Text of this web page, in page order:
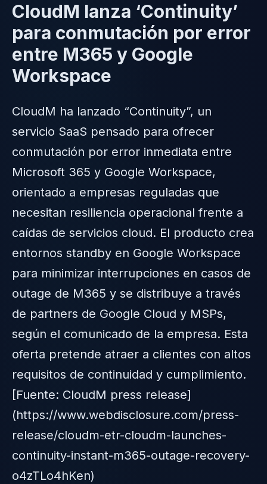
CloudM lanza ‘Continuity’
para conmutación por error
entre M365 y Google
Workspace
CloudM ha lanzado “Continuity”, un
servicio SaaS pensado para ofrecer
conmutación por error inmediata entre
Microsoft 365 y Google Workspace,
orientado a empresas reguladas que
necesitan resiliencia operacional frente a
caídas de servicios cloud. El producto crea
entornos standby en Google Workspace
para minimizar interrupciones en casos de
outage de M365 y se distribuye a través
de partners de Google Cloud y MSPs,
según el comunicado de la empresa. Esta
oferta pretende atraer a clientes con altos
requisitos de continuidad y cumplimiento.
[Fuente: CloudM press release]
(https://www.webdisclosure.com/press-
release/cloudm-etr-cloudm-launches-
continuity-instant-m365-outage-recovery-
o4zTLo4hKen)